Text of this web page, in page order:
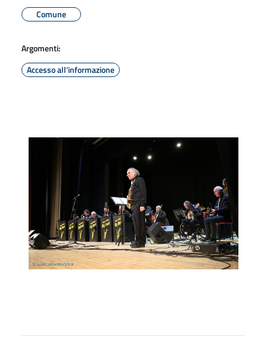
Comune
Argomenti:
Accesso all'informazione